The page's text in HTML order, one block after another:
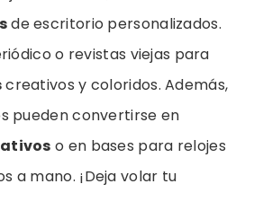
de escritorio personalizados.
o revistas viejas para
creativos y coloridos. Además,
pueden convertirse en
o en bases para relojes
a mano. ¡Deja volar tu